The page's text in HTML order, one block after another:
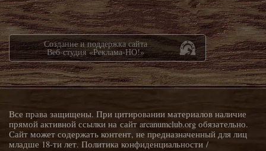
Создание и поддержка сайта
Веб-студия «Реклама-НО!»
Все права защищены. При цитировании материалов наличие
прямой активной ссылки на сайт arcanumclub.org обязательно.
Сайт может содержать контент, не предназначенный для лиц
младше 18-ти лет. Политика конфиденциальности /